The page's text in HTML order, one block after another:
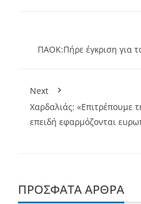
ΠΑΟΚ:Πήρε έγκριση για
Next
Χαρδαλιάς: «Επιτρέπουμε
επειδή εφαρμόζονται
ΠΡΌΣΦΑΤΑ ΆΡΘΡΑ